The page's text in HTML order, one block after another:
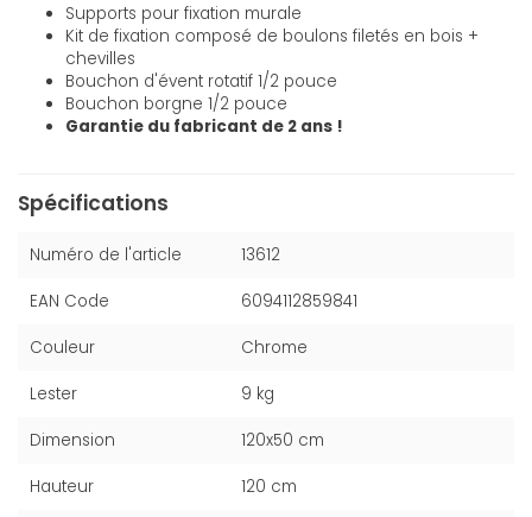
Supports pour fixation murale
Kit de fixation composé de boulons filetés en bois +
chevilles
Bouchon d'évent rotatif 1/2 pouce
Bouchon borgne 1/2 pouce
Garantie du fabricant de 2 ans !
Spécifications
Numéro de l'article 13612
EAN Code 6094112859841
Couleur Chrome
Lester 9 kg
Dimension 120x50 cm
Hauteur 120 cm